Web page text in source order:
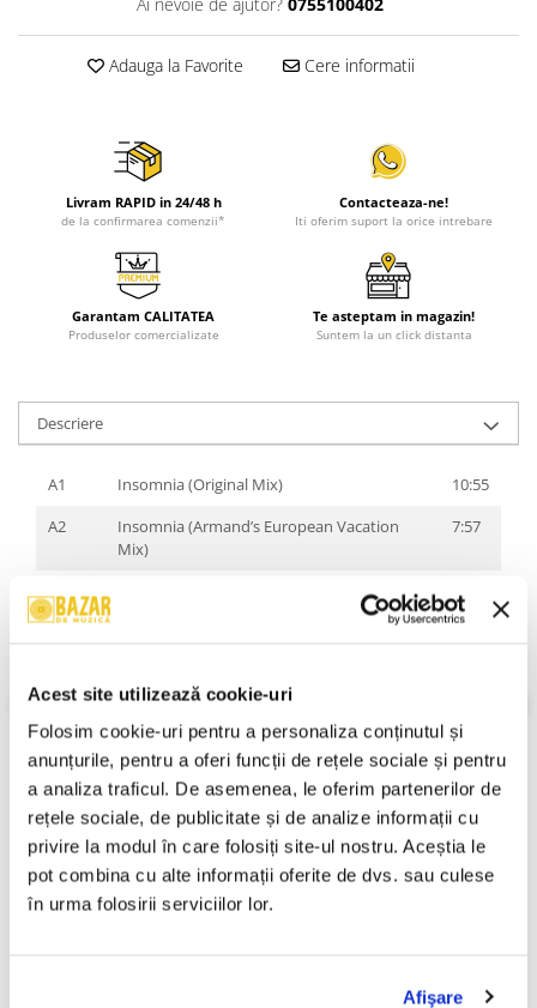
Acest site utilizează cookie-uri
Folosim cookie-uri pentru a personaliza conținutul și
anunțurile, pentru a oferi funcții de rețele sociale și pentru
a analiza traficul. De asemenea, le oferim partenerilor de
rețele sociale, de publicitate și de analize informații cu
privire la modul în care folosiți site-ul nostru. Aceștia le
pot combina cu alte informații oferite de dvs. sau culese
în urma folosirii serviciilor lor.
Afişare
Adauga la Favorite Cere informatii
Livram RAPID in 24/48 h
de la confirmarea comenzii*
Contacteaza-ne!
Iti oferim suport la orice intrebare
Garantam CALITATEA
Produselor comercializate
Te asteptam in magazin!
Suntem la un click distanta
Descriere
A1 Insomnia (Original Mix)
10:55
A2
Insomnia (Armand’s European Vacation
Mix)
7:57
B1
8:40
Stare Coperta:Mint
Gen:Electronic
Stil:Progressive House, Trance, House
An Lansare:An Lansare:
Informatii conformitate produs
Review-uri(0)
PRODUSE ALTERNATIVE